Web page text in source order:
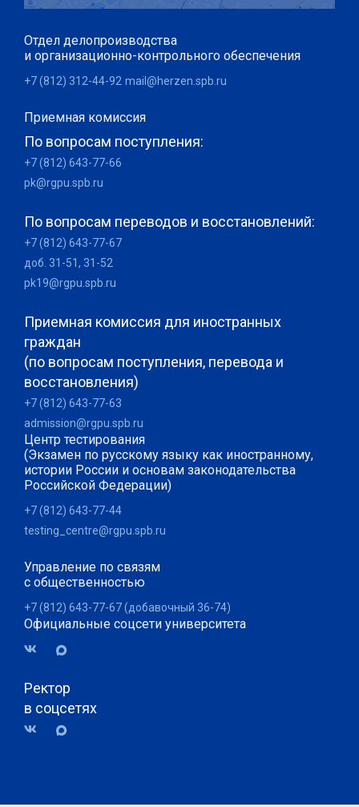
Отдел делопроизводства
и организационно-контрольного обеспечения
+7 (812) 312-44-92 mail@herzen.spb.ru
Приемная комиссия
По вопросам поступления:
+7 (812) 643-77-66
pk@rgpu.spb.ru
По вопросам переводов и восстановлений:
+7 (812) 643-77-67
доб. 31-51, 31-52
pk19@rgpu.spb.ru
Приемная комиссия для иностранных
граждан
(по вопросам поступления, перевода и
восстановления)
+7 (812) 643-77-63
admission@rgpu.spb.ru
Центр тестирования
(Экзамен по русскому языку как иностранному,
истории России и основам законодательства
Российской Федерации)
+7 (812) 643-77-44
testing_centre@rgpu.spb.ru
Управление по связям
с общественностью
+7 (812) 643-77-67 (добавочный 36-74)
Официальные соцсети университета
Ректор
в соцсетях